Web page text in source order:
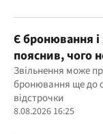
Є бронювання
пояснив, чого
Звільнення може
бронювання ще до
відстрочки
8.08.2026 16:25